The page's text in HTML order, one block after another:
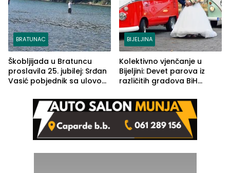
BRATUNAC
Škobljijada u Bratuncu
proslavila 25. jubilej: Srđan
Vasić pobjednik sa ulovom
BIJELJINA
Kolektivno vjenčanje u
Bijeljini: Devet parova iz
različitih gradova BiH